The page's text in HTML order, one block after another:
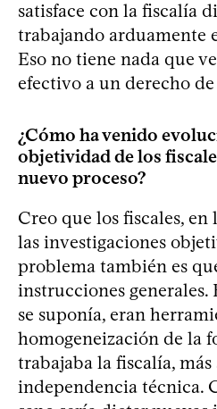
satisface con la fiscalía
trabajando arduamente
Eso no tiene nada que
efectivo a un derecho de
¿Cómo ha venido
objetividad de los
nuevo proceso?
Creo que los fiscales, en
las investigaciones
problema también es
instrucciones generales.
se suponía, eran
homogeneización de la
trabajaba la fiscalía, más
independencia técnica.